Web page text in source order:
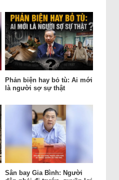
Phản biện hay bỏ tù: Ai mới
là người sợ sự thật
Sân bay Gia Bình: Người